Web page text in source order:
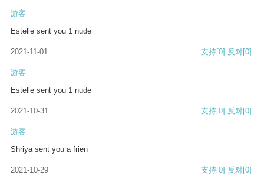
游客
Estelle sent you 1 nude
2021-11-01 支持[0] 反对[0]
游客
Estelle sent you 1 nude
2021-10-31 支持[0] 反对[0]
游客
Shriya sent you a frien
2021-10-29 支持[0] 反对[0]